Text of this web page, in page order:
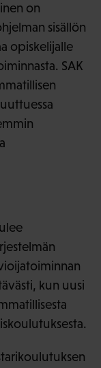
on
sisällön
opiskelijalle
SAK
kun uusi